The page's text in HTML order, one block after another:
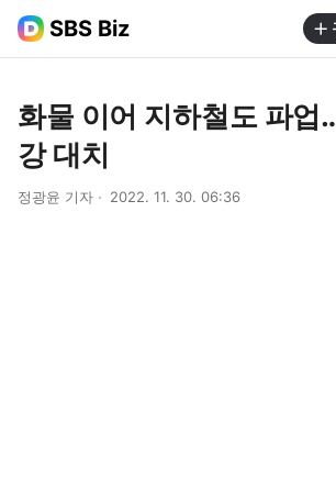
SBS Biz
화물 이어 지하철도 파업
강 대치
정광윤 기자 2022. 11. 30. 06:36